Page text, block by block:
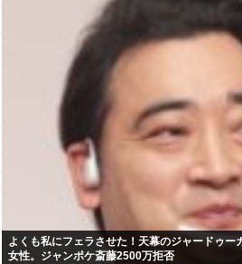
よくも私にフェラさせた！天幕のジャードゥー
女性。ジャンポケ斎藤2500万拒否